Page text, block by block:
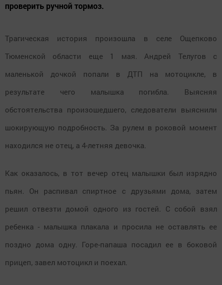
проверить ручной тормоз.
Трагическая история произошла в селе Ощепково
Тюменской области еще 1 мая. Андрей Телугов с
маленькой дочкой попали в ДТП на мотоцикле, в
результате чего малышка погибла. Выясняя
обстоятельства произошедшего, следователи выяснили
шокирующую подробность. За рулем в роковой момент
находился не отец, а 4-летняя девочка.
Как оказалось, в тот вечер отец малышки был изрядно
пьян. Он распивал спиртное с друзьями дома, затем
решил отвезти домой одного из гостей. С собой взял
ребенка - малышка плакала и просила не оставлять ее
поздно дома одну. Горе-папаша посадил ее в боковой
прицеп, завел мотоцикл и поехал.